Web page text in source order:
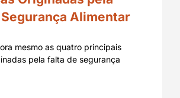
Alimentar
mesmo as quatro principais
pela falta de segurança